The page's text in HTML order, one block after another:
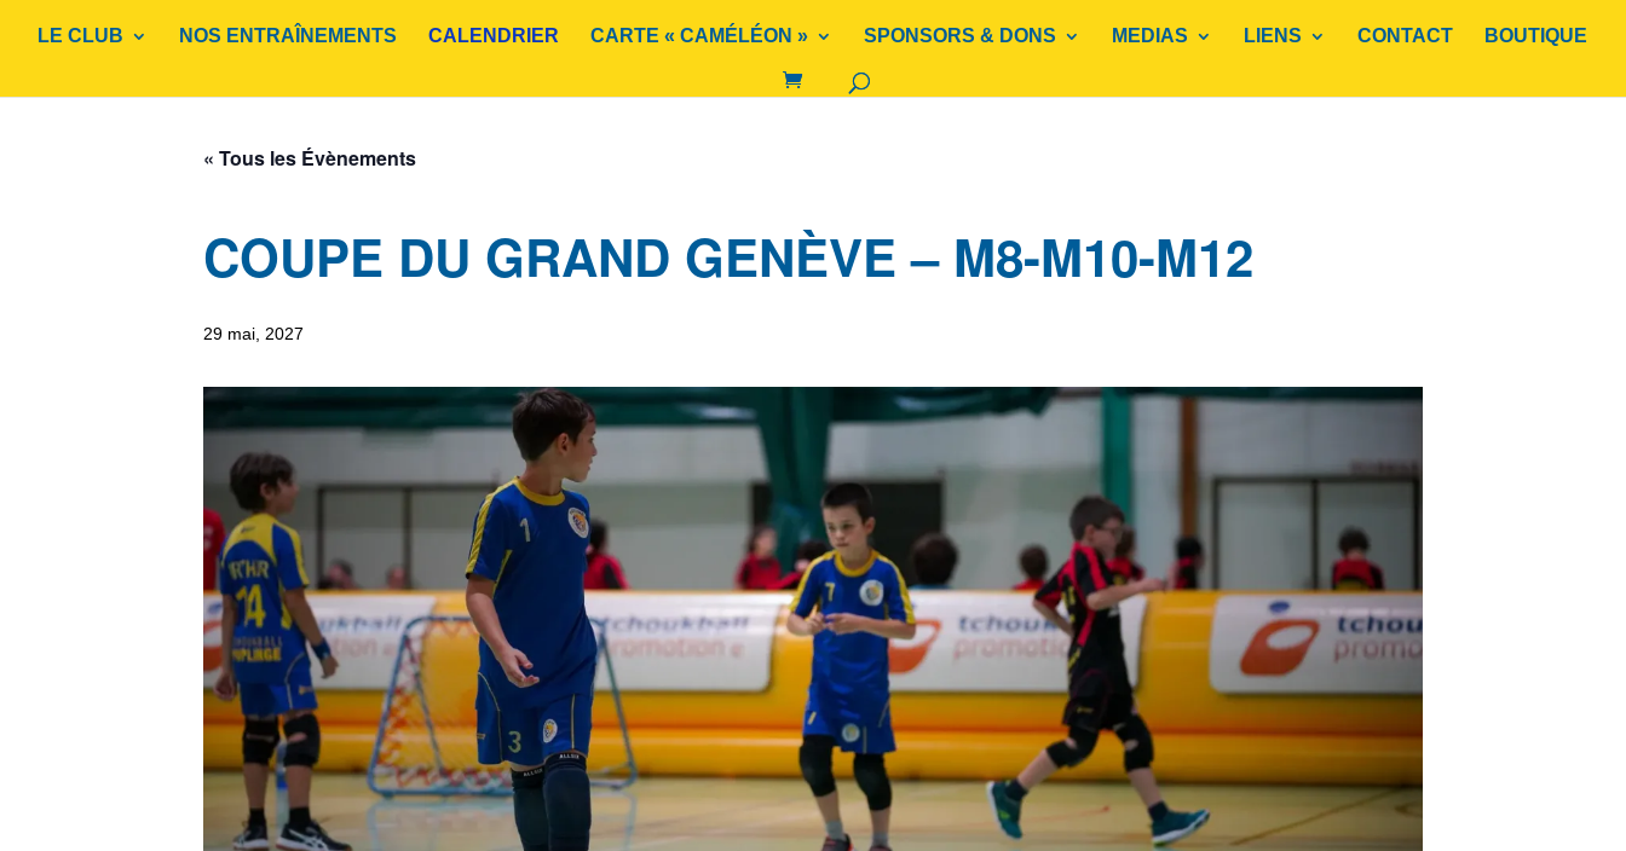
LE CLUB NOS ENTRAÎNEMENTS CALENDRIER CARTE « CAMÉLÉON » SPONSORS & DONS MEDIAS LIENS CONTACT BOUTIQUE
« Tous les Évènements
COUPE DU GRAND GENÈVE – M8-M10-M12
29 mai, 2027